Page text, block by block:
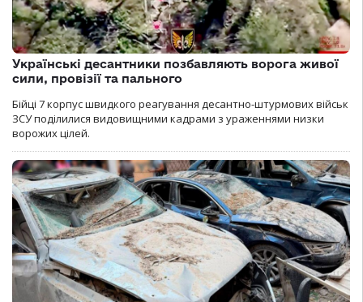
Українські десантники позбавляють ворога живої
сили, провізії та пального
Бійці 7 корпус швидкого реагування десантно-штурмових військ
ЗСУ поділилися видовищними кадрами з ураженнями низки
ворожих цілей.